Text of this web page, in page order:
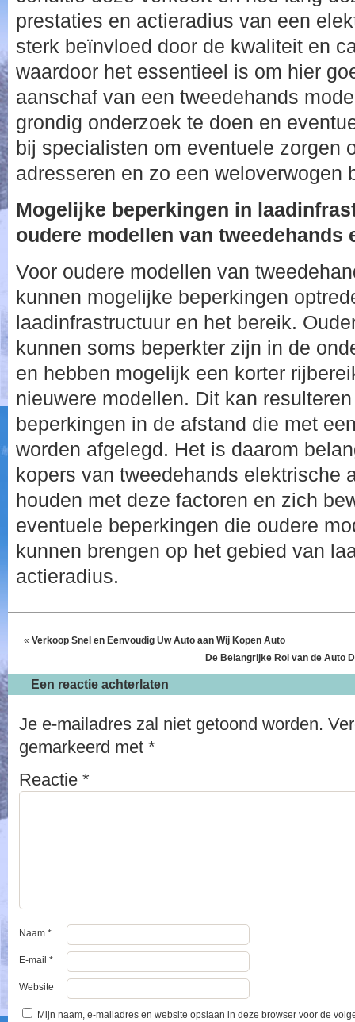
prestaties en actieradius van een
sterk beïnvloed door de kwaliteit en
waardoor het essentieel is om hier
aanschaf van een tweedehands
grondig onderzoek te doen en
bij specialisten om eventuele zorgen
adresseren en zo een weloverwogen
Mogelijke beperkingen in
oudere modellen van tweedehands
Voor oudere modellen van
kunnen mogelijke beperkingen
laadinfrastructuur en het bereik.
kunnen soms beperkter zijn in de
en hebben mogelijk een korter
nieuwere modellen. Dit kan
beperkingen in de afstand die met
worden afgelegd. Het is daarom
kopers van tweedehands elektrische
houden met deze factoren en zich
eventuele beperkingen die oudere
kunnen brengen op het gebied van
actieradius.
« Verkoop Snel en Eenvoudig Uw Auto aan Wij Kopen Auto
De Belangrijke Rol van de Auto
Een reactie achterlaten
Je e-mailadres zal niet getoond worden.
gemarkeerd met*
Reactie*
Naam*
E-mail*
Website
Mijn naam, e-mailadres en website opslaan in deze browser voor de